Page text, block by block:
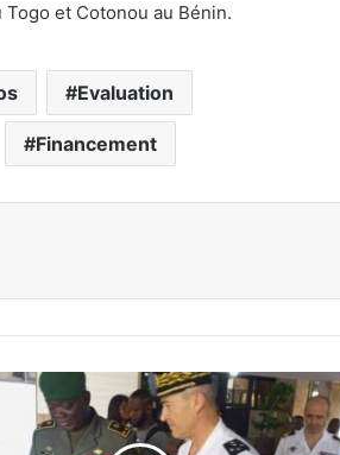
et Cotonou au Bénin.
Evaluation
Financement